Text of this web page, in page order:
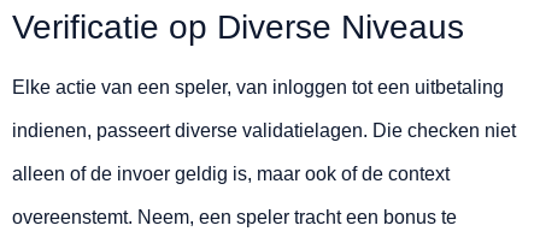
Verificatie op Diverse Niveaus
Elke actie van een speler, van inloggen tot een uitbetaling
indienen, passeert diverse validatielagen. Die checken niet
alleen of de invoer geldig is, maar ook of de context
overeenstemt. Neem, een speler tracht een bonus te